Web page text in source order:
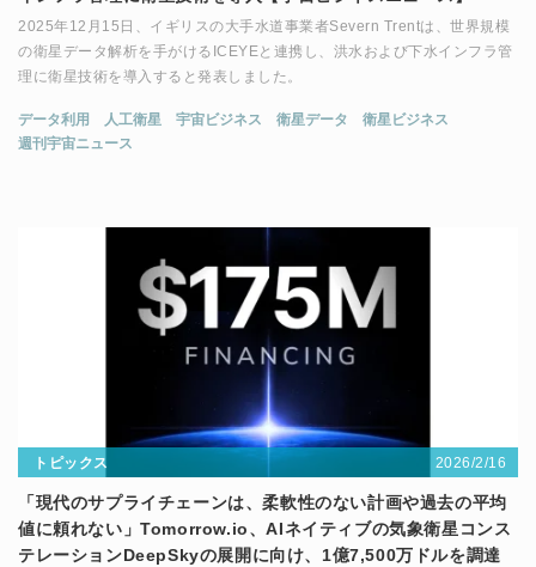
2025年12月15日、イギリスの大手水道事業者Severn Trentは、世界規模
の衛星データ解析を手がけるICEYEと連携し、洪水および下水インフラ管
理に衛星技術を導入すると発表しました。
データ利用 人工衛星 宇宙ビジネス 衛星データ
衛星ビジネス
週刊宇宙ニュース
トピックス 2026/2/16
「現代のサプライチェーンは、柔軟性のない計画や過去の平均
値に頼れない」Tomorrow.io、AIネイティブの気象衛星コンス
テレーションDeepSkyの展開に向け、1億7,500万ドルを調達